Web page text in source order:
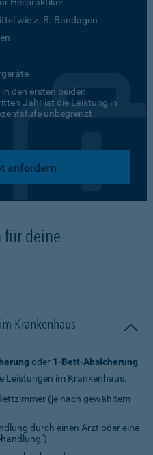
wie z. B. Bandagen
den ersten beiden
Jahr ist die Leistung in
unbegrenzt
anfordern
für deine
Krankenhaus
oder 1-Bett-Absicherung
Leistungen im Krankenhaus:
(je nach gewähltem
durch einen Arzt oder eine